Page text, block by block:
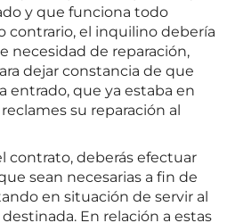
y que funciona todo
contrario, el inquilino debería
necesidad de reparación,
dejar constancia de que
entrado, que ya estaba en
su reparación al
contrato, deberás efectuar
sean necesarias a fin de
en situación de servir al
En relación a estas